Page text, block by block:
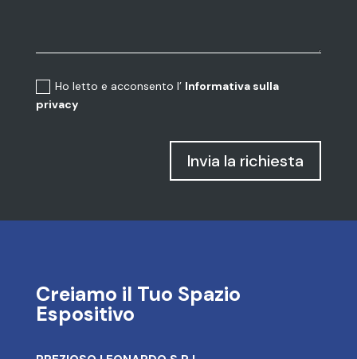
Ho letto e acconsento l’ Informativa sulla
privacy
Invia la richiesta
Creiamo il Tuo Spazio
Espositivo